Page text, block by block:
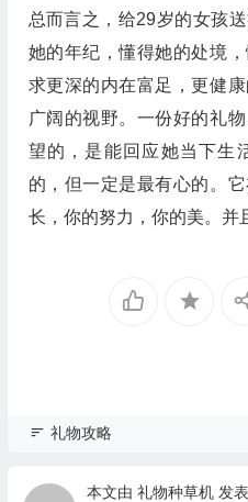
总而言之，给29岁的女孩
她的年纪，懂得她的处境
求更深的内在富足，更健
广阔的视野。一份好的礼
望的，是能回应她当下生
的，但一定是最有心的。
长，你的努力，你的美。并
礼物攻略
本文由 礼物种草机发